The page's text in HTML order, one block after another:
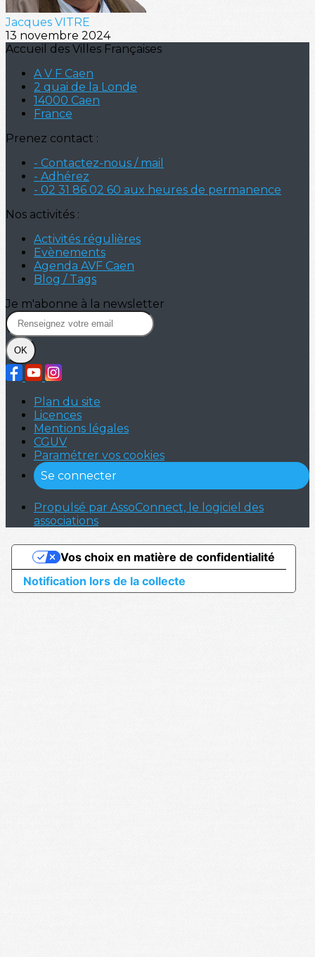
Jacques VITRE
13 novembre 2024
Accueil des Villes Françaises
A V F Caen
2 quai de la Londe
14000 Caen
France
Prenez contact :
- Contactez-nous / mail
- Adhérez
- 02 31 86 02 60 aux heures de permanence
Nos activités :
Activités régulières
Evènements
Agenda AVF Caen
Blog / Tags
Je m'abonne à la newsletter
OK
Plan du site
Licences
Mentions légales
CGUV
Paramétrer vos cookies
Se connecter
Propulsé par AssoConnect, le logiciel des
associations
Notification lors de la collecte
Vos choix en matière de confidentialité